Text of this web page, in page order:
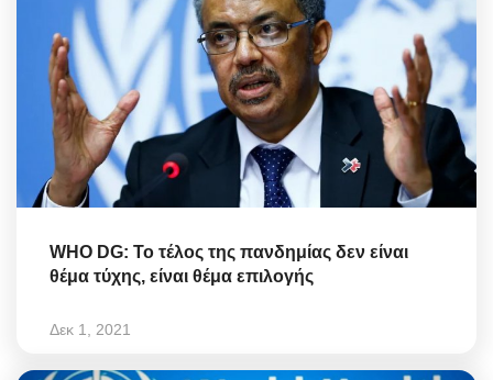
WHO DG: Το τέλος της πανδημίας δεν είναι
θέμα τύχης, είναι θέμα επιλογής
Δεκ 1, 2021